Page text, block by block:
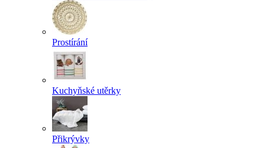
Prostírání
Kuchyňské utěrky
Přikrývky